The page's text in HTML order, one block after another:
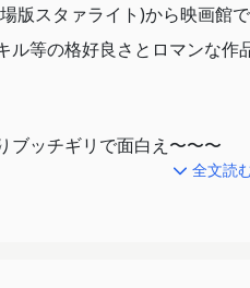
版スタァライト)から映画館
ル等の格好良さとロマンな
ブッチギリで面白え〜〜〜
出！追加装備！ビーム！
皮から壊れる表情！怒りの絶叫
全文読